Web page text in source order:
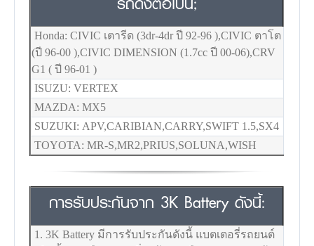
Honda: CIVIC เตารีด (3dr-4dr ปี 92-96 ),CIVIC ตาโต
(ปี 96-00 ),CIVIC DIMENSION (1.7cc ปี 00-06),CRV
G1 ( ปี 96-01 )
ISUZU: VERTEX
MAZDA: MX5
SUZUKI: APV,CARIBIAN,CARRY,SWIFT 1.5,SX4
TOYOTA: MR-S,MR2,PRIUS,SOLUNA,WISH
การรับประกันจาก 3K Battery ดังนี้:
1. 3K Battery มีการรับประกันดังนี้ แบตเตอรี่รถยนต์